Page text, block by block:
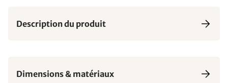
Description du produit
Dimensions & matériaux